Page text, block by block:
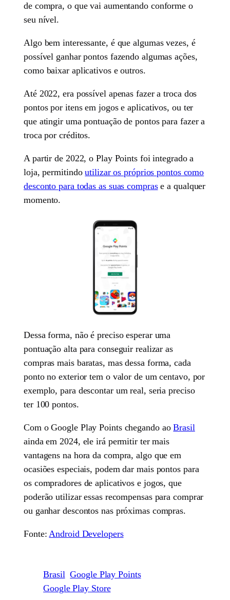
de compra, o que vai aumentando conforme o
seu nível.
Algo bem interessante, é que algumas vezes, é
possível ganhar pontos fazendo algumas ações,
como baixar aplicativos e outros.
Até 2022, era possível apenas fazer a troca dos
pontos por itens em jogos e aplicativos, ou ter
que atingir uma pontuação de pontos para fazer a
troca por créditos.
A partir de 2022, o Play Points foi integrado a
loja, permitindoutilizar os próprios pontos como
desconto para todas as suas comprase a qualquer
momento.
Dessa forma, não é preciso esperar uma
pontuação alta para conseguir realizar as
compras mais baratas, mas dessa forma, cada
ponto no exterior tem o valor de um centavo, por
exemplo, para descontar um real, seria preciso
ter 100 pontos.
Com o Google Play Points chegando aoBrasil
ainda em 2024, ele irá permitir ter mais
vantagens na hora da compra, algo que em
ocasiões especiais, podem dar mais pontos para
os compradores de aplicativos e jogos, que
poderão utilizar essas recompensas para comprar
ou ganhar descontos nas próximas compras.
Fonte:Android Developers
Brasil Google Play Points
Google Play Store